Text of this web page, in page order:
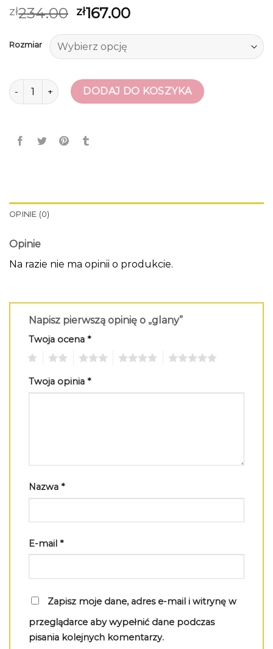
zł234.00 zł167.00
Rozmiar
ilość glany DODAJ DO KOSZYKA
OPINIE (0)
Opinie
Na razie nie ma opinii o produkcie.
Napisz pierwszą opinię o „glany”
Twoja ocena *
Twoja opinia *
Nazwa *
E-mail *
Zapisz moje dane, adres e-mail i witrynę w
przeglądarce aby wypełnić dane podczas
pisania kolejnych komentarzy.